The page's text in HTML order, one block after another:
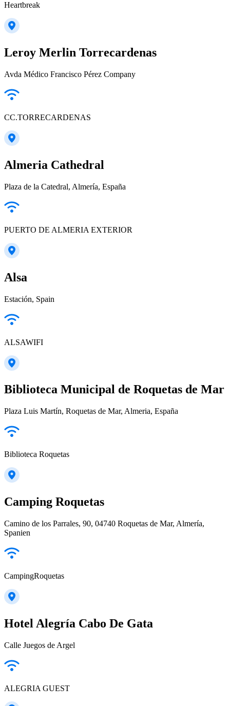
Heartbreak
Leroy Merlin Torrecardenas
Avda Médico Francisco Pérez Company
CC.TORRECARDENAS
Almeria Cathedral
Plaza de la Catedral, Almería, España
PUERTO DE ALMERIA EXTERIOR
Alsa
Estación, Spain
ALSAWIFI
Biblioteca Municipal de Roquetas de Mar
Plaza Luis Martín, Roquetas de Mar, Almeria, España
Biblioteca Roquetas
Camping Roquetas
Camino de los Parrales, 90, 04740 Roquetas de Mar, Almería,
Spanien
CampingRoquetas
Hotel Alegría Cabo De Gata
Calle Juegos de Argel
ALEGRIA GUEST